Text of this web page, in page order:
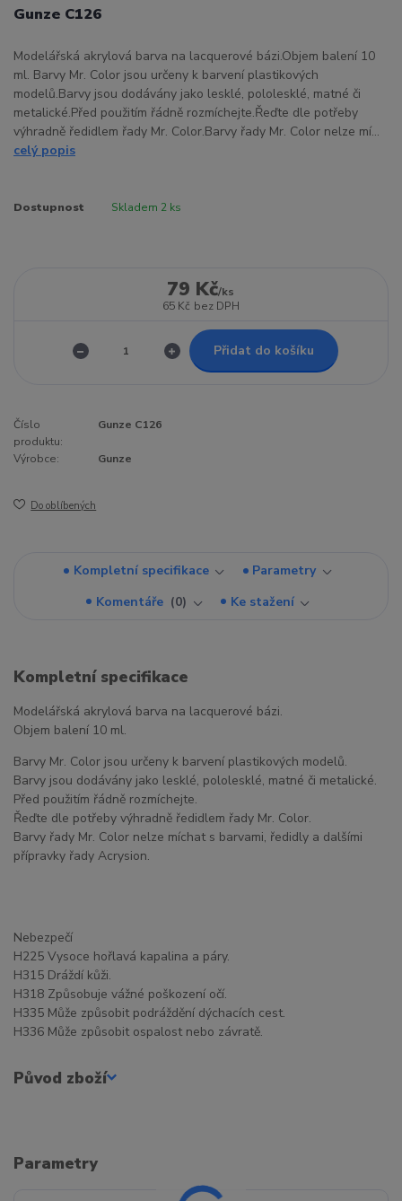
Gunze C126
Modelářská akrylová barva na lacquerové bázi.Objem balení 10
ml. Barvy Mr. Color jsou určeny k barvení plastikových
modelů.Barvy jsou dodávány jako lesklé, pololesklé, matné či
metalické.Před použitím řádně rozmíchejte.Řeďte dle potřeby
výhradně ředidlem řady Mr. Color.Barvy řady Mr. Color nelze mí...
celý popis
Dostupnost Skladem 2 ks
79 Kč/ks
65 Kč bez DPH
Přidat do košíku
Číslo
produktu:
Gunze C126
Výrobce: Gunze
Do oblíbených
Kompletní specifikace
Parametry
Komentáře
0 Ke stažení
Kompletní specifikace
Modelářská akrylová barva na lacquerové bázi.
Objem balení 10 ml.
Barvy Mr. Color jsou určeny k barvení plastikových modelů.
Barvy jsou dodávány jako lesklé, pololesklé, matné či metalické.
Před použitím řádně rozmíchejte.
Řeďte dle potřeby výhradně ředidlem řady Mr. Color.
Barvy řady Mr. Color nelze míchat s barvami, ředidly a dalšími
přípravky řady Acrysion.
Nebezpečí
H225 Vysoce hořlavá kapalina a páry.
H315 Dráždí kůži.
H318 Způsobuje vážné poškození očí.
H335 Může způsobit podráždění dýchacích cest.
H336 Může způsobit ospalost nebo závratě.
Původ zboží
Parametry